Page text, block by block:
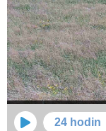
24 hodin